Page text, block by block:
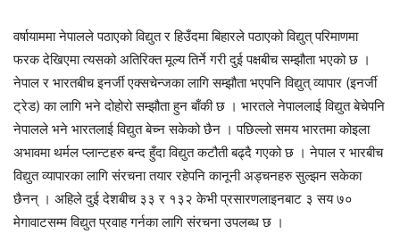
वर्षायाममा नेपालले पठाएको विद्युत र हिउँदमा बिहारले पठाएको विद्युत् परिमाणमा
फरक देखिएमा त्यसको अतिरिक्त मूल्य तिर्ने गरी दुई पक्षबीच सम्झौता भएको छ ।
नेपाल र भारतबीच इनर्जी एक्सचेन्जका लागि सम्झौता भएपनि विद्युत् व्यापार (इनर्जी
ट्रेड) का लागि भने दोहोरो सम्झौता हुन बाँकी छ । भारतले नेपाललाई विद्युत बेचेपनि
नेपालले भने भारतलाई विद्युत बेच्न सकेको छैन । पछिल्लो समय भारतमा कोइला
अभावमा थर्मल प्लान्टहरु बन्द हुँदा विद्युत कटौती बढ्दै गएको छ । नेपाल र भारबीच
विद्युत व्यापारका लागि संरचना तयार रहेपनि कानूनी अड्चनहरु सुल्झन सकेका
छैनन् । अहिले दुई देशबीच ३३ र १३२ केभी प्रसारणलाइनबाट ३ सय ७०
मेगावाटसम्म विद्युत प्रवाह गर्नका लागि संरचना उपलब्ध छ ।